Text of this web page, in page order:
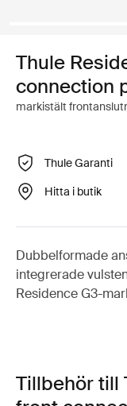
Thule
connection
markistält
Thule Garanti
Hitta i butik
Dubbelformade
integrerade
Residence G3-
Tillbehör till